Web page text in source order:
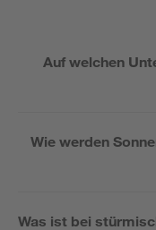
Auf welchen
Wie werden
Was ist bei